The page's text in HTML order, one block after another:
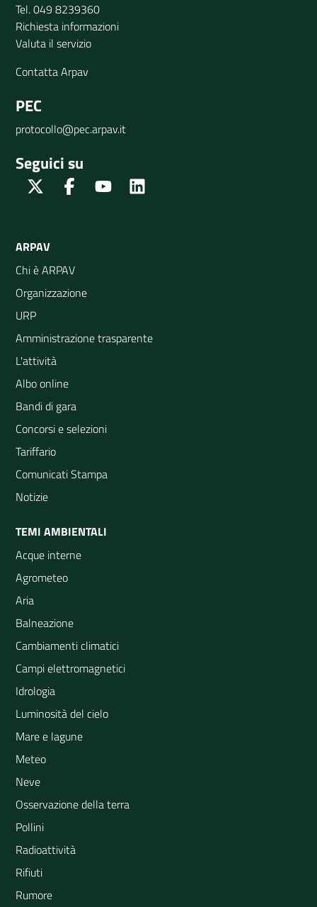
Tel. 049 8239360
Richiesta informazioni
Valuta il servizio
Contatta Arpav
PEC
protocollo@pec.arpav.it
Seguici su
Twitter FacebookYoutube
ARPAV
Chi è ARPAV
Organizzazione
URP
Amministrazione trasparente
L'attività
Albo online
Bandi di gara
Concorsi e selezioni
Tariffario
Comunicati Stampa
Notizie
TEMI AMBIENTALI
Acque interne
Agrometeo
Aria
Balneazione
Cambiamenti climatici
Campi elettromagnetici
Idrologia
Luminosità del cielo
Mare e lagune
Meteo
Neve
Osservazione della terra
Pollini
Radioattività
Rifiuti
Rumore